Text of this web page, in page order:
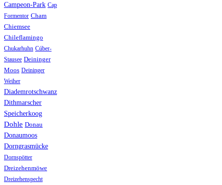
Campeon-Park Cap
Formentor Cham
Chiemsee
Chileflamingo
Chukarhuhn Cúber-
Stausee Deininger
Moos Deininger
Weiher
Diademrotschwanz
Dithmarscher
Speicherkoog
Dohle Donau
Donaumoos
Dorngrasmücke
Dornspötter
Dreizehenmöwe
Dreizehenspecht